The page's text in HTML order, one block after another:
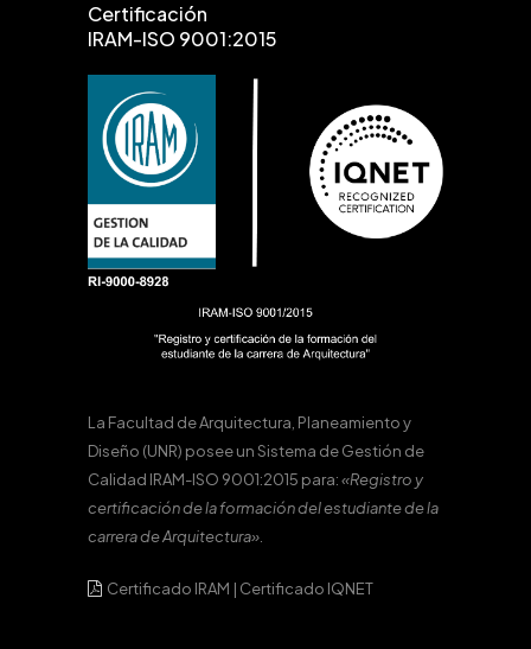
Certificación
IRAM-ISO 9001:2015
La Facultad de Arquitectura, Planeamiento y
Diseño (UNR) posee un Sistema de Gestión de
Calidad IRAM-ISO 9001:2015 para:«Registro y
certificación de la formación del estudiante de la
carrera de Arquitectura».
Certificado IRAM | Certificado IQNET